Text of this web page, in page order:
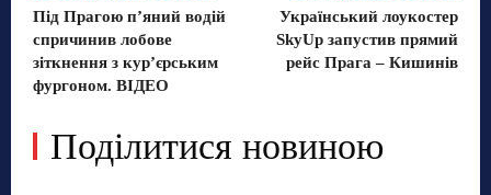
Під Прагою п’яний водій
спричинив лобове
зіткнення з кур’єрським
фургоном. ВІДЕО
Український лоукостер
SkyUp запустив прямий
рейс Прага – Кишинів
Поділитися новиною